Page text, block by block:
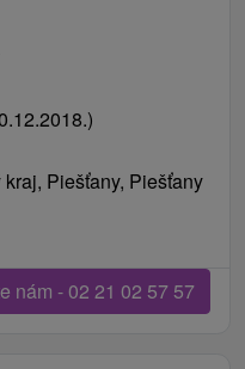
Piešťany, Piešťany
nám - 02 21 02 57 57